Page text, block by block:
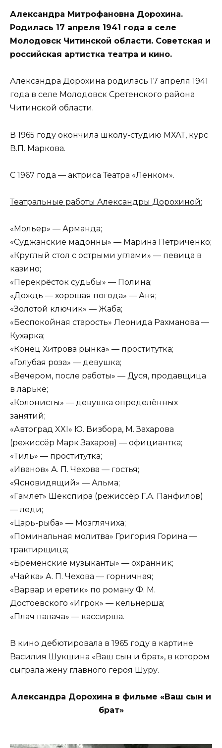
Александра Митрофановна Дорохина.
Родилась 17 апреля 1941 года в селе
Молодовск Читинской области. Советская и
российская артистка театра и кино.
Александра Дорохина родилась 17 апреля 1941
года в селе Молодовск Сретенского района
Читинской области.
В 1965 году окончила школу-студию МХАТ, курс
В.П. Маркова.
С 1967 года — актриса Театра «Ленком».
Театральные работы Александры Дорохиной:
«Мольер» — Арманда;
«Суджанские мадонны» — Марина Петриченко;
«Круглый стол с острыми углами» — певица в
казино;
«Перекрёсток судьбы» — Полина;
«Дождь — хорошая погода» — Аня;
«Золотой ключик» — Жаба;
«Беспокойная старость» Леонида Рахманова —
Кухарка;
«Конец Хитрова рынка» — проститутка;
«Голубая роза» — девушка;
«Вечером, после работы» — Дуся, продавщица
в ларьке;
«Колонисты» — девушка определённых
занятий;
«Автоград XXI» Ю. Визбора, М. Захарова
(режиссёр Марк Захаров) — официантка;
«Тиль» — проститутка;
«Иванов» А. П. Чехова — гостья;
«Ясновидящий» — Альма;
«Гамлет» Шекспира (режиссёр Г.А. Панфилов)
— леди;
«Царь-рыба» — Мозглячиха;
«Поминальная молитва» Григория Горина —
трактирщица;
«Бременские музыканты» — охранник;
«Чайка» А. П. Чехова — горничная;
«Варвар и еретик» по роману Ф. М.
Достоевского «Игрок» — кельнерша;
«Плач палача» — кассирша.
В кино дебютировала в 1965 году в картине
Василия Шукшина «Ваш сын и брат», в котором
сыграла жену главного героя Шуру.
Александра Дорохина в фильме «Ваш сын и
брат»